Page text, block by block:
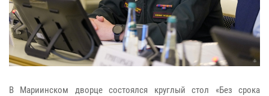
В Мариинском дворце состоялся круглый стол «Без срока